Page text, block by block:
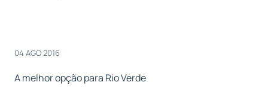
04 AGO 2016
A melhor opção para Rio Verde